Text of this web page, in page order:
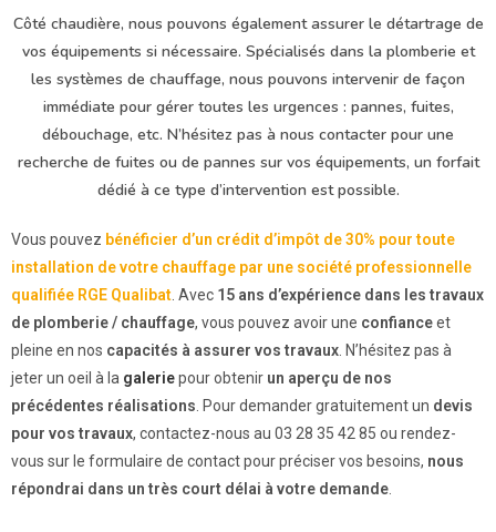
Côté chaudière, nous pouvons également assurer le détartrage de
vos équipements si nécessaire. Spécialisés dans la plomberie et
les systèmes de chauffage, nous pouvons intervenir de façon
immédiate pour gérer toutes les urgences : pannes, fuites,
débouchage, etc. N’hésitez pas à nous contacter pour une
recherche de fuites ou de pannes sur vos équipements, un forfait
dédié à ce type d’intervention est possible.
Vous pouvez bénéficier d’un crédit d’impôt de 30% pour toute
installation de votre chauffage par une société professionnelle
qualifiée RGE Qualibat . Avec 15 ans d’expérience dans les travaux
de plomberie / chauffage, vous pouvez avoir une confianceet
pleine en nos capacités à assurer vos travaux . N’hésitez pas à
jeter un oeil à la galeriepour obtenir un aperçu de nos
précédentes réalisations . Pour demander gratuitement un devis
pour vos travaux, contactez-nous au 03 28 35 42 85 ou rendez-
vous sur le formulaire de contact pour préciser vos besoins, nous
répondrai dans un très court délai à votre demande